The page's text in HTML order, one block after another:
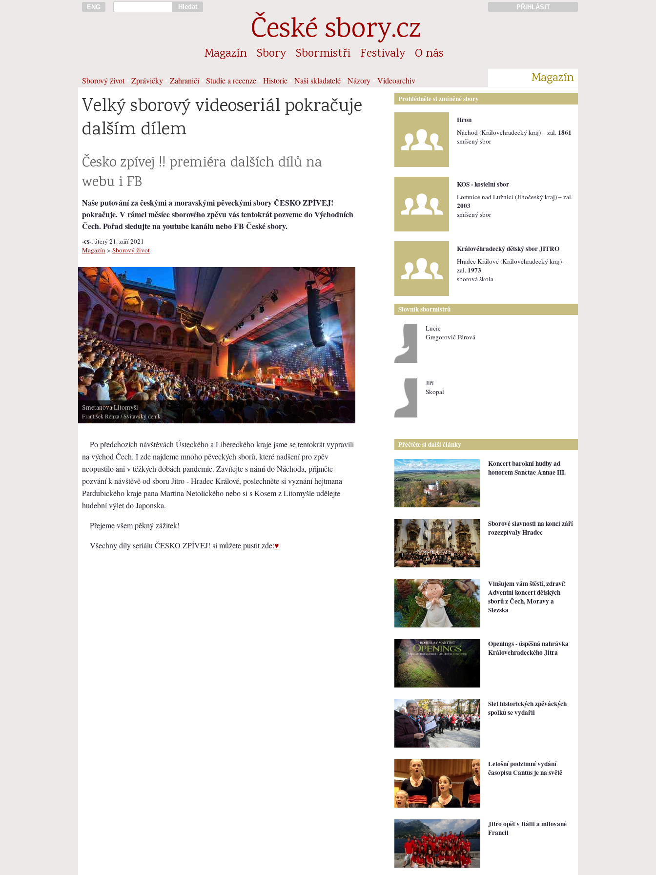
ENG Hledat PŘIHLÁSIT
České sbory.cz
Magazín Sbory Sbormistři Festivaly O nás
Sborový život• Zprávičky Zahraničí• Studie a recenze Historie Naši skladatelé Názory Videoarchiv Magazín
Velký sborový videoseriál pokračuje
dalším dílem
Česko zpívej !! premiéra dalších dílů na
webu i FB
Naše putování za českými a moravskými pěveckými sbory ČESKO ZPÍVEJ!
pokračuje. V rámci měsíce sborového zpěvu vás tentokrát pozveme do Východních
Čech. Pořad sledujte na youtube kanálu nebo FB České sbory.
-cs-, úterý 21. září 2021
Magazín > Sborový život
Smetanova Litomyšl
František Renza/ Svitavský deník
Po předchozích návštěvách Ústeckého a Libereckého kraje jsme se tentokrát vypravili
na východ Čech. I zde najdeme mnoho pěveckých sborů, které nadšení pro zpěv
neopustilo ani v těžkých dobách pandemie. Zavítejte s námi do Náchoda, přijměte
pozvání k návštěvě od sboru Jitro - Hradec Králové, poslechněte si vyznání hejtmana
Pardubického kraje pana Martina Netolického nebo si s Kosem z Litomyšle udělejte
hudební výlet do Japonska.
Přejeme všem pěkný zážitek!
Všechny díly seriálu ČESKO ZPÍVEJ! si můžete pustit zde:♥
Prohlédněte si zmíněné sbory
Hron
Náchod (Královéhradecký kraj) – zal. 1861
smíšený sbor
KOS - kostelní sbor
Lomnice nad Lužnicí (Jihočeský kraj) – zal.
2003
smíšený sbor
Královéhradecký dětský sbor JITRO
Hradec Králové (Královéhradecký kraj) –
zal. 1973
sborová škola
Slovník sbormistrů
Lucie
Gregorovič Fárová
Jiří
Skopal
Přečtěte si další články
Koncert barokní hudby ad
honorem Sanctae Annae III.
Sborové slavnosti na konci září
rozezpívaly Hradec
Vinšujem vám štěstí, zdraví!
Adventní koncert dětských
sborů z Čech, Moravy a
Slezska
Openings - úspěšná nahrávka
Královehradeckého Jitra
Slet historických zpěváckých
spolků se vydařil
Letošní podzimní vydání
časopisu Cantus je na světě
Jitro opět v Itálii a milované
Francii